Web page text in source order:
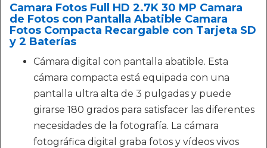
Camara Fotos Full HD 2.7K 30 MP Camara
de Fotos con Pantalla Abatible Camara
Fotos Compacta Recargable con Tarjeta SD
y 2 Baterías
Cámara digital con pantalla abatible. Esta
cámara compacta está equipada con una
pantalla ultra alta de 3 pulgadas y puede
girarse 180 grados para satisfacer las diferentes
necesidades de la fotografía. La cámara
fotográfica digital graba fotos y vídeos vivos